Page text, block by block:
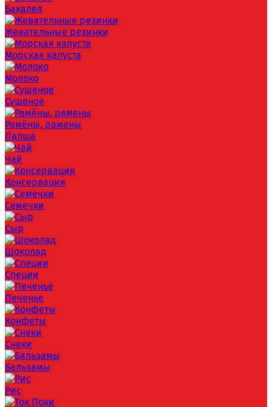
Бакалея
Жевательные резинки
Морская капуста
Молоко
Сушеное
Рамёны, рамены
Лапша
Чай
Консервация
Семечки
Сыр
Шоколад
Специи
Печенье
Конфеты
Снеки
Бальзамы
Рис